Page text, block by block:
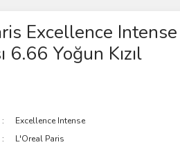
Excellence Intense
6.66 Yoğun Kızıl
Excellence Intense
L'Oreal Paris